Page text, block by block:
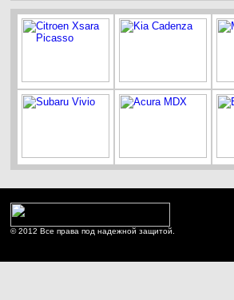
© 2012 Все права под надежной защитой.